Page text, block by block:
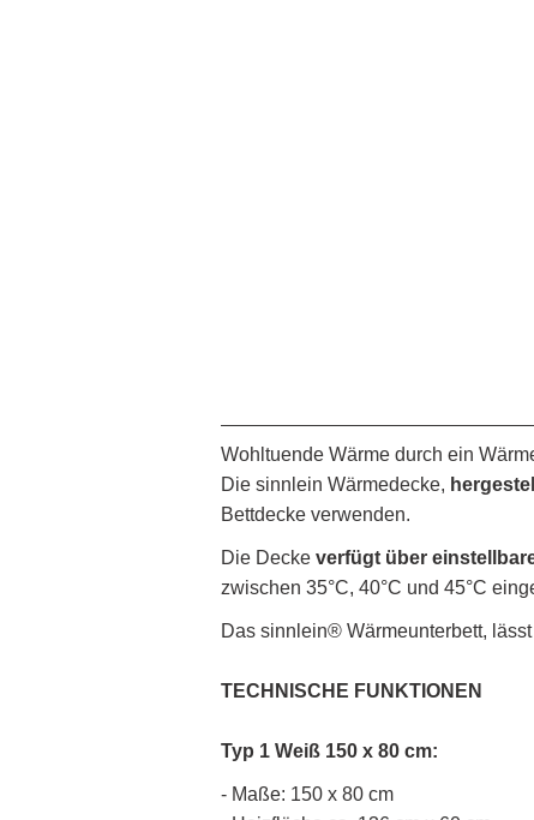
Wohltuende Wärme durch ein
Die sinnlein Wärmedecke,
Bettdecke verwenden.
Die Decke verfügt über
zwischen 35°C, 40°C und 45°C
Das sinnlein® Wärmeunterbett,
TECHNISCHE FUNKTIONEN
Typ 1 Weiß 150 x 80 cm:
- Maße: 150 x 80 cm